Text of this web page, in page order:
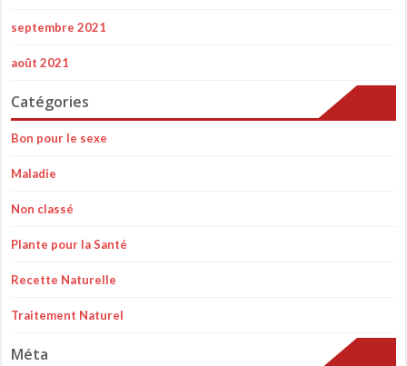
septembre 2021
août 2021
Catégories
Bon pour le sexe
Maladie
Non classé
Plante pour la Santé
Recette Naturelle
Traitement Naturel
Méta